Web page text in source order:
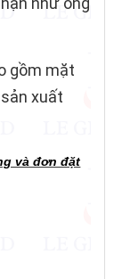
gồm mặt
xuất
và đơn đặt